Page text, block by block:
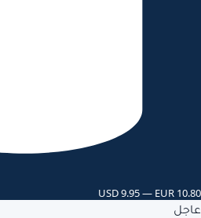
USD 9.95 — EUR 10.80
عاجل